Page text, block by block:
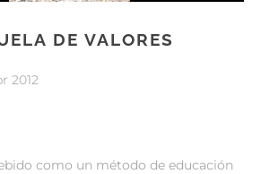
DE VALORES
2012
como un método de educación